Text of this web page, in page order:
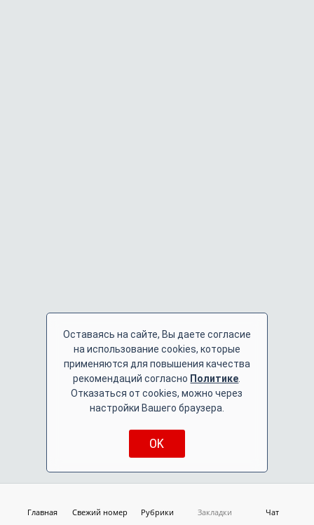
Главная Свежий номер Рубрики Закладки Чат
Оставаясь на сайте, Вы даете согласие
на использование cookies, которые
применяются для повышения качества
рекомендаций согласно Политике
Отказаться от cookies, можно через
настройки Вашего браузера.
OK